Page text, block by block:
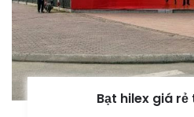
Bạt hilex giá rẻ